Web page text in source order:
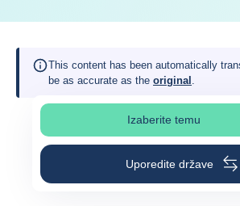
This content has been automatically
be as accurate as the original .
Izaberite temu
Izaberite
Uporedite države